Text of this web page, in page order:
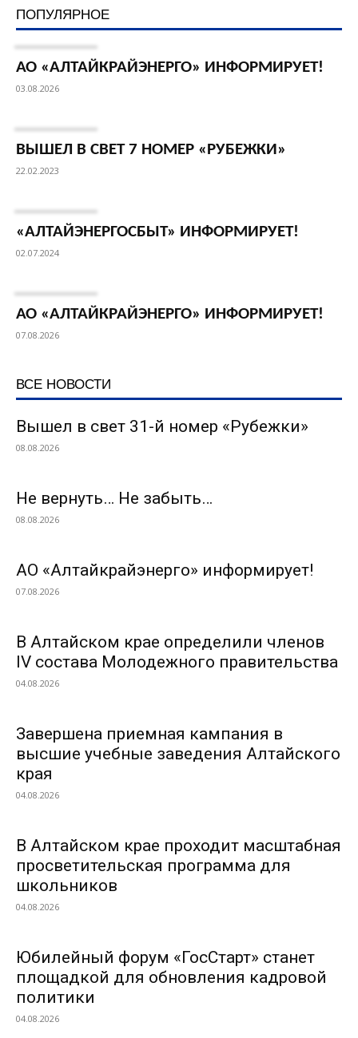
ПОПУЛЯРНОЕ
АО «АЛТАЙКРАЙЭНЕРГО» ИНФОРМИРУЕТ!
03.08.2026
ВЫШЕЛ В СВЕТ 7 НОМЕР «РУБЕЖКИ»
22.02.2023
«АЛТАЙЭНЕРГОСБЫТ» ИНФОРМИРУЕТ!
02.07.2024
АО «АЛТАЙКРАЙЭНЕРГО» ИНФОРМИРУЕТ!
07.08.2026
ВСЕ НОВОСТИ
Вышел в свет 31-й номер «Рубежки»
08.08.2026
Не вернуть… Не забыть…
08.08.2026
АО «Алтайкрайэнерго» информирует!
07.08.2026
В Алтайском крае определили членов
IV состава Молодежного правительства
04.08.2026
Завершена приемная кампания в
высшие учебные заведения Алтайского
края
04.08.2026
В Алтайском крае проходит масштабная
просветительская программа для
школьников
04.08.2026
Юбилейный форум «ГосСтарт» станет
площадкой для обновления кадровой
политики
04.08.2026